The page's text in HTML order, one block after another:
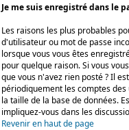
Je me suis enregistré dans le
Les raisons les plus probables
d'utilisateur ou mot de passe
lorsque vous vous êtes
pour quelque raison. Si vous
que vous n'avez rien posté ? Il
périodiquement les comptes
la taille de la base de données.
impliquez-vous dans les
Revenir en haut de page